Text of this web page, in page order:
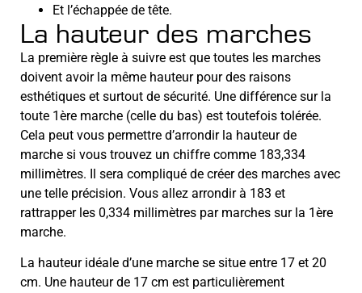
Et l’échappée de tête.
La hauteur des marches
La première règle à suivre est que toutes les marches
doivent avoir la même hauteur pour des raisons
esthétiques et surtout de sécurité. Une différence sur la
toute 1ère marche (celle du bas) est toutefois tolérée.
Cela peut vous permettre d’arrondir la hauteur de
marche si vous trouvez un chiffre comme 183,334
millimètres. Il sera compliqué de créer des marches avec
une telle précision. Vous allez arrondir à 183 et
rattrapper les 0,334 millimètres par marches sur la 1ère
marche.
La hauteur idéale d’une marche se situe entre 17 et 20
cm. Une hauteur de 17 cm est particulièrement